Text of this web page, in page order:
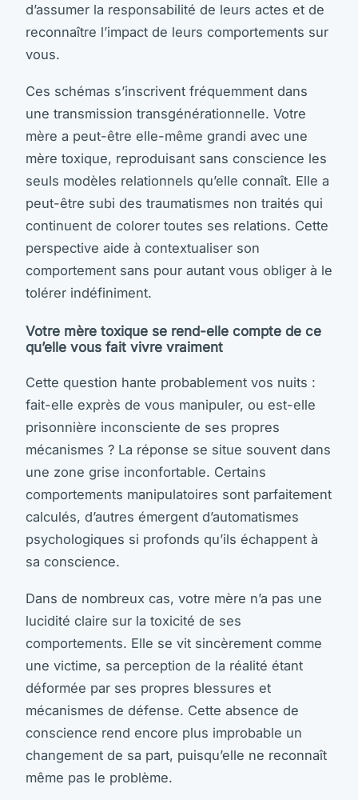
d’assumer la responsabilité de leurs actes et de
reconnaître l’impact de leurs comportements sur
vous.
Ces schémas s’inscrivent fréquemment dans
une transmission transgénérationnelle. Votre
mère a peut-être elle-même grandi avec une
mère toxique, reproduisant sans conscience les
seuls modèles relationnels qu’elle connaît. Elle a
peut-être subi des traumatismes non traités qui
continuent de colorer toutes ses relations. Cette
perspective aide à contextualiser son
comportement sans pour autant vous obliger à le
tolérer indéfiniment.
Votre mère toxique se rend-elle compte de ce
qu’elle vous fait vivre vraiment
Cette question hante probablement vos nuits :
fait-elle exprès de vous manipuler, ou est-elle
prisonnière inconsciente de ses propres
mécanismes ? La réponse se situe souvent dans
une zone grise inconfortable. Certains
comportements manipulatoires sont parfaitement
calculés, d’autres émergent d’automatismes
psychologiques si profonds qu’ils échappent à
sa conscience.
Dans de nombreux cas, votre mère n’a pas une
lucidité claire sur la toxicité de ses
comportements. Elle se vit sincèrement comme
une victime, sa perception de la réalité étant
déformée par ses propres blessures et
mécanismes de défense. Cette absence de
conscience rend encore plus improbable un
changement de sa part, puisqu’elle ne reconnaît
même pas le problème.